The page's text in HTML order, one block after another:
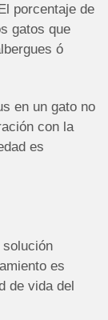
porcentaje de
gatos que
ó
en un gato no
con la
es
solución
es
de vida del